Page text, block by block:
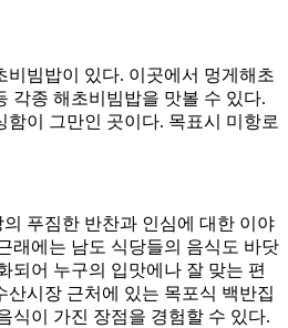
비빔밥이 있다. 이곳에서 멍게해초
각종 해초비빔밥을 맛볼 수 있다.
함이 그만인 곳이다. 목표시 미항로
푸짐한 반찬과 인심에 대한 이야
래에는 남도 식당들의 음식도 바닷
되어 누구의 입맛에나 잘 맞는 편
산시장 근처에 있는 목포식 백반집
식이 가진 장점을 경험할 수 있다.